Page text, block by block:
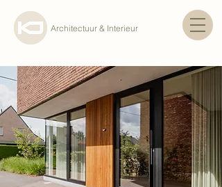
Architectuur & Interieur